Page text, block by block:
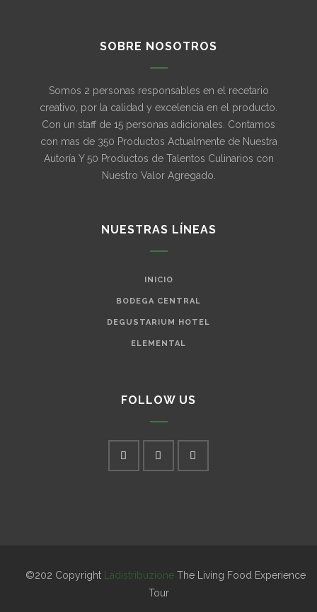
SOBRE NOSOTROS
Somos 2 personas responsables en el recetario
creativo, por la calidad y excelencia en el producto.
Con un staff de 15 personas adicionales. Contamos
con mas de 350 Productos Actualmente de Nuestra
Autoría Y 50 Productos de Talentos Culinarios con
Nuestro Valor Agregado.
NUESTRAS LÍNEAS
INICIO
BODEGA CENTRAL
DEGUSTARIUM HOTEL
ELEMENTAL
FOLLOW US
©202 Copyright Ladistribuzione The Living Food Experience
Tour